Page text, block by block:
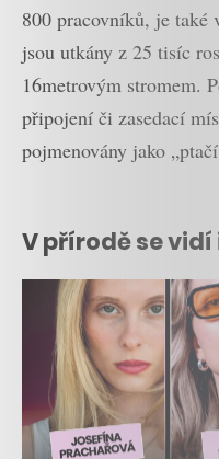
800 pracovníků, je také
jsou utkány z 25 tisíc
16metrovým stromem.
připojení či zasedací
pojmenovány jako
V přírodě se